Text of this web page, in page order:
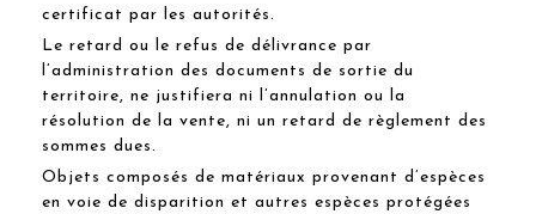
certificat par les autorités.
Le retard ou le refus de délivrance par
l’administration des documents de sortie du
territoire, ne justifiera ni l’annulation ou la
résolution de la vente, ni un retard de règlement des
sommes dues.
Objets composés de matériaux provenant d’espèces
en voie de disparition et autres espèces protégées